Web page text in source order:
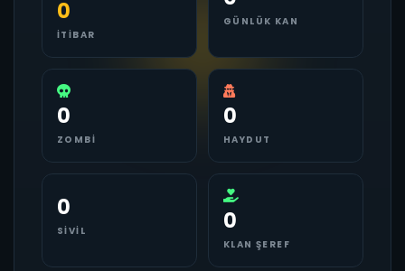
0
İTIBAR
GÜNLÜK KAN
0
ZOMBI
0
HAYDUT
0
SIVIL 0
KLAN ŞEREF